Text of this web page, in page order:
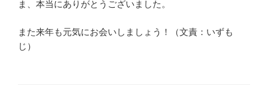
ま、本当にありがとうございました。
また来年も元気にお会いしましょう！（文責：いずも
じ）